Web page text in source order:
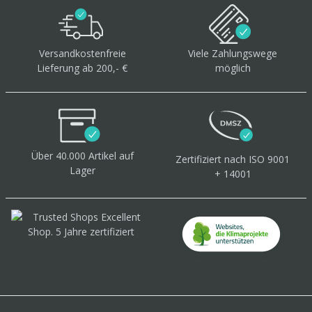
Versandkostenfreie
Lieferung ab 200,- €
Viele Zahlungswege
möglich
Über 40.000 Artikel auf
Lager
Zertifiziert nach ISO 9001
+ 14001